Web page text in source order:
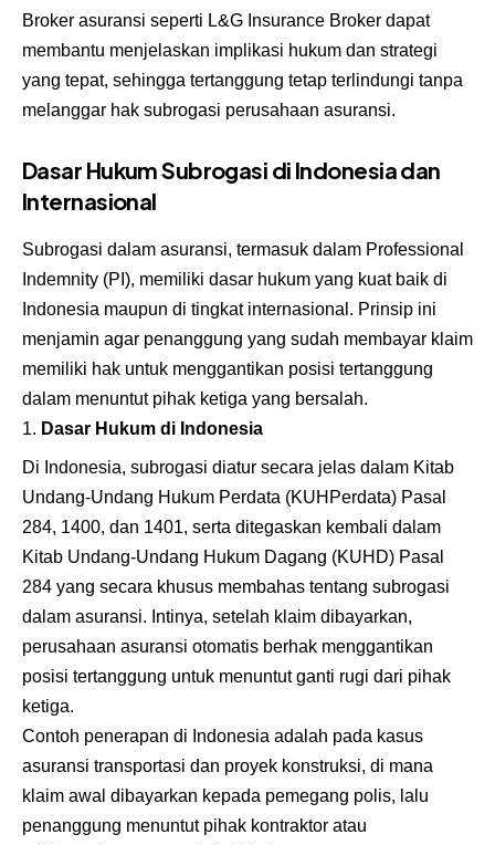
Broker asuransi seperti L&G Insurance Broker dapat
membantu menjelaskan implikasi hukum dan strategi
yang tepat, sehingga tertanggung tetap terlindungi tanpa
melanggar hak subrogasi perusahaan asuransi.
Dasar Hukum Subrogasi di Indonesia dan
Internasional
Subrogasi dalam asuransi, termasuk dalam Professional
Indemnity (PI), memiliki dasar hukum yang kuat baik di
Indonesia maupun di tingkat internasional. Prinsip ini
menjamin agar penanggung yang sudah membayar klaim
memiliki hak untuk menggantikan posisi tertanggung
dalam menuntut pihak ketiga yang bersalah.
Dasar Hukum di Indonesia
Di Indonesia, subrogasi diatur secara jelas dalam Kitab
Undang-Undang Hukum Perdata (KUHPerdata) Pasal
284, 1400, dan 1401, serta ditegaskan kembali dalam
Kitab Undang-Undang Hukum Dagang (KUHD) Pasal
284 yang secara khusus membahas tentang subrogasi
dalam asuransi. Intinya, setelah klaim dibayarkan,
perusahaan asuransi otomatis berhak menggantikan
posisi tertanggung untuk menuntut ganti rugi dari pihak
ketiga.
Contoh penerapan di Indonesia adalah pada kasus
asuransi transportasi dan proyek konstruksi, di mana
klaim awal dibayarkan kepada pemegang polis, lalu
penanggung menuntut pihak kontraktor atau